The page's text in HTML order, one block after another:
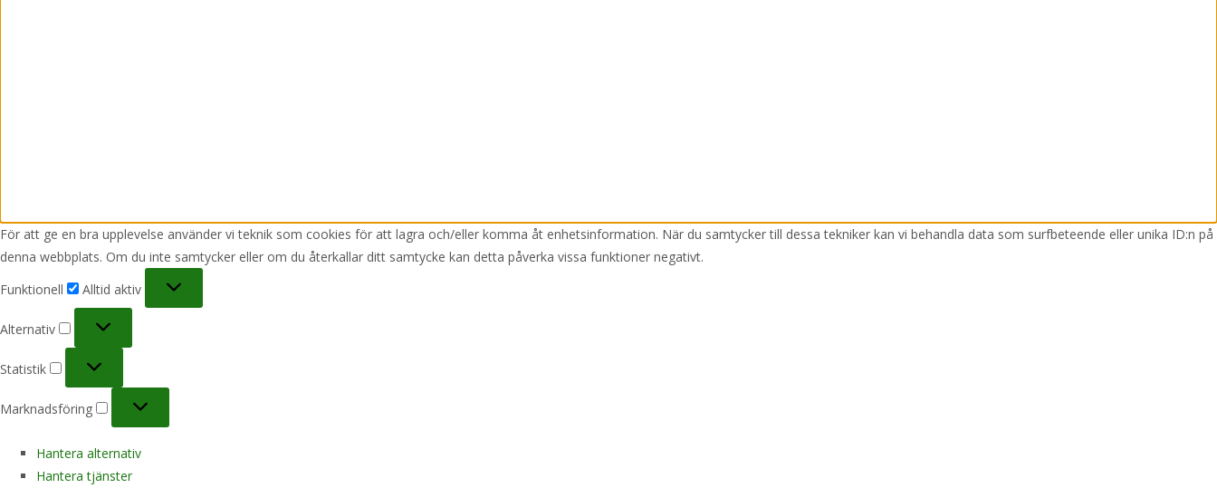
För att ge en bra upplevelse använder vi teknik som cookies för att lagra och/eller komma åt enhetsinformation. När du samtycker till dessa tekniker kan vi behandla data som surfbeteende eller unika ID:n på
denna webbplats. Om du inte samtycker eller om du återkallar ditt samtycke kan detta påverka vissa funktioner negativt.
Funktionell
Alltid aktiv
Alternativ
Statistik
Marknadsföring
Hantera alternativ
Hantera tjänster